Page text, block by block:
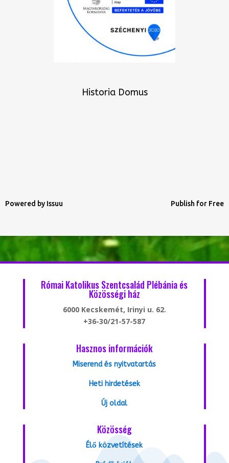
Historia Domus
Powered by Issuu Publish for Free
Római Katolikus Szentcsalád Plébánia és
Közösségi ház
6000 Kecskemét, Irinyi u. 62.
+36-30/21-57-587
Hasznos információk
Miserend és nyitvatartás
Heti hirdetések
Új oldal
Közösség
Élő közvetítések